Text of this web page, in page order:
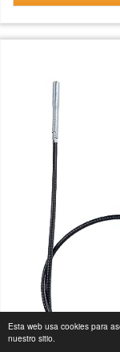
Esta web usa cookies para
nuestro sitio.